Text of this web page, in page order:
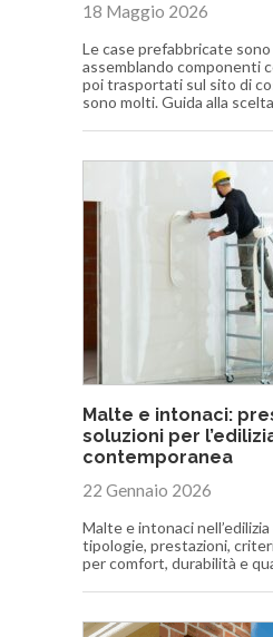
18 Maggio 2026
Le case prefabbricate
assemblando componenti
poi trasportati sul sito di
sono molti. Guida alla
Malte e intonaci:
soluzioni per
contemporanea
22 Gennaio 2026
Malte e intonaci
tipologie, prestazioni,
per comfort, durabilità e